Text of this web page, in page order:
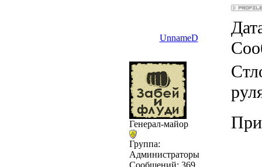
UnnameD
Генерал-майор
Группа:
Администраторы
Сообщений: 369